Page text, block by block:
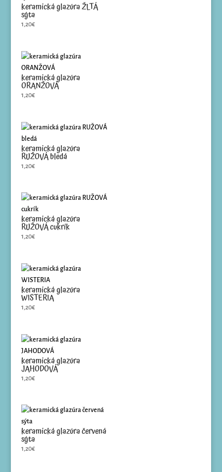
keramická glazúra ŽLTÁ
sýta
1,20€
keramická glazúra
ORANŽOVÁ
1,20€
keramická glazúra
RUŽOVÁ bledá
1,20€
keramická glazúra
RUŽOVÁ cukrík
1,20€
keramická glazúra
WISTERIA
1,20€
keramická glazúra
JAHODOVÁ
1,20€
keramická glazúra červená
sýta
1,20€